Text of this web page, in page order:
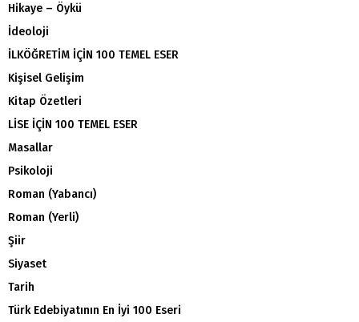
Hikaye – Öykü
İdeoloji
İLKÖĞRETİM İÇİN 100 TEMEL ESER
Kişisel Gelişim
Kitap Özetleri
LİSE İÇİN 100 TEMEL ESER
Masallar
Psikoloji
Roman (Yabancı)
Roman (Yerli)
Şiir
Siyaset
Tarih
Türk Edebiyatının En İyi 100 Eseri